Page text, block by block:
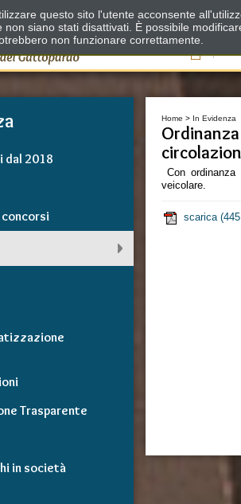
Il
dal 2018
Trasparente
in società
Home > In Evidenza
Con
veicolare.
scarica
questo sito l'utente acconsente
non siano stati disattivati. È possibile
non funzionare correttamente.